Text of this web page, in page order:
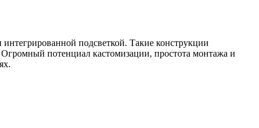
подсветкой. Такие конструкции
потенциал кастомизации, простота монтажа и